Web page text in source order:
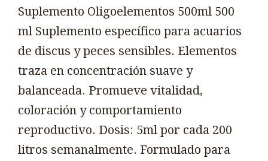
Suplemento Oligoelementos 500ml 500
ml Suplemento específico para acuarios
de discus y peces sensibles. Elementos
traza en concentración suave y
balanceada. Promueve vitalidad,
coloración y comportamiento
reproductivo. Dosis: 5ml por cada 200
litros semanalmente. Formulado para